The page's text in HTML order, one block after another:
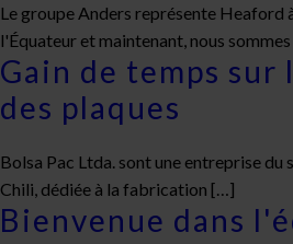
Le groupe Anders représente Heaford
l'Équateur et maintenant, nous
Gain de temps sur
des plaques
Bolsa Pac Ltda. sont une entreprise du
Chili, dédiée à la fabrication […]
Bienvenue dans